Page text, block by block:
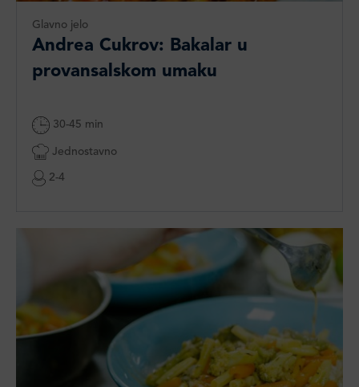
Glavno jelo
Andrea Cukrov: Bakalar u
provansalskom umaku
30-45 min
Jednostavno
2-4